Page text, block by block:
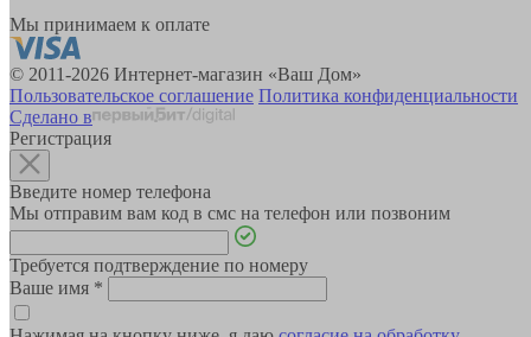
Мы принимаем к оплате
© 2011-2026 Интернет-магазин «Ваш Дом»
Пользовательское соглашение Политика конфиденциальности
Сделано в
Регистрация
Введите номер телефона
Мы отправим вам код в смс на телефон или позвоним
Требуется подтверждение по номеру
Ваше имя *